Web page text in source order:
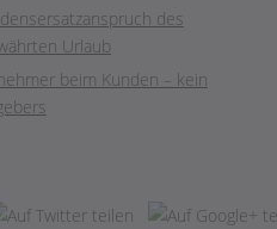
des
Urlaub
beim Kunden – kein